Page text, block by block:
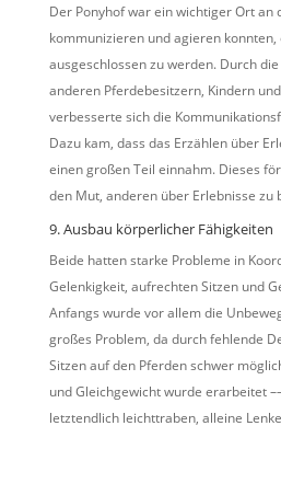
Der Ponyhof war ein wichtiger Ort an
kommunizieren und agieren
ausgeschlossen zu werden. Durch
anderen Pferdebesitzern, Kindern
verbesserte sich die
Dazu kam, dass das Erzählen über
einen großen Teil einnahm. Dieses
den Mut, anderen über Erlebnisse zu
9. Ausbau körperlicher Fähigkeiten
Beide hatten starke Probleme in
Gelenkigkeit, aufrechten Sitzen und
Anfangs wurde vor allem die
großes Problem, da durch fehlende
Sitzen auf den Pferden schwer
und Gleichgewicht wurde erarbeitet
letztendlich leichttraben, alleine